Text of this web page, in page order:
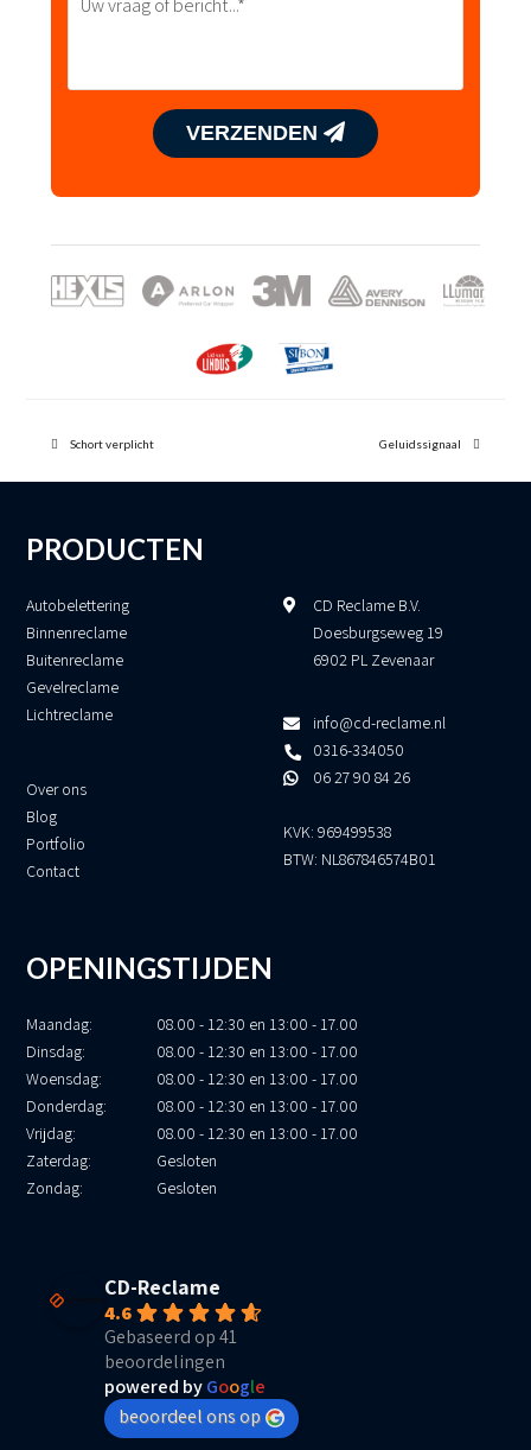
VERZENDEN
post:
Schort verplicht
post:
Geluidssignaal
PRODUCTEN
Autobelettering
Binnenreclame
Buitenreclame
Gevelreclame
Lichtreclame
Over ons
Blog
Portfolio
Contact
CD Reclame B.V.
Doesburgseweg 19
6902 PL Zevenaar
info@cd-reclame.nl
0316-334050
06 27 90 84 26
KVK: 969499538
BTW: NL867846574B01
OPENINGSTIJDEN
Maandag:
08.00 - 12:30 en 13:00 - 17.00
Dinsdag:
08.00 - 12:30 en 13:00 - 17.00
Woensdag:
08.00 - 12:30 en 13:00 - 17.00
Donderdag:
08.00 - 12:30 en 13:00 - 17.00
Vrijdag:
08.00 - 12:30 en 13:00 - 17.00
Zaterdag:
Gesloten
Zondag:
Gesloten
CD-Reclame
4.6
Gebaseerd op 41
beoordelingen
powered byGoogle
beoordeel ons op